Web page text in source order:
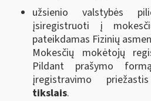
užsienio valstybės
įsiregistruoti į
pateikdamas Fizinių
Mokesčių mokėtojų
Pildant prašymo
įregistravimo
tikslais.